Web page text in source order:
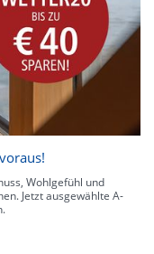
Wohlgefühl und
Jetzt ausgewählte A-